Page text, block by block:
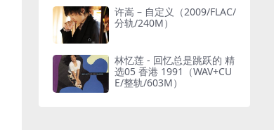
许嵩 – 自定义（2009/FLAC/
分轨/240M）
林忆莲 - 回忆总是跳跃的 精
选05 香港 1991（WAV+CU
E/整轨/603M）